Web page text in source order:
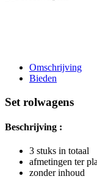
Omschrijving
Bieden
Set rolwagens
Beschrijving :
3 stuks in totaal
afmetingen ter
zonder inhoud